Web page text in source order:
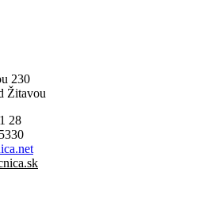
230
Žitavou
28